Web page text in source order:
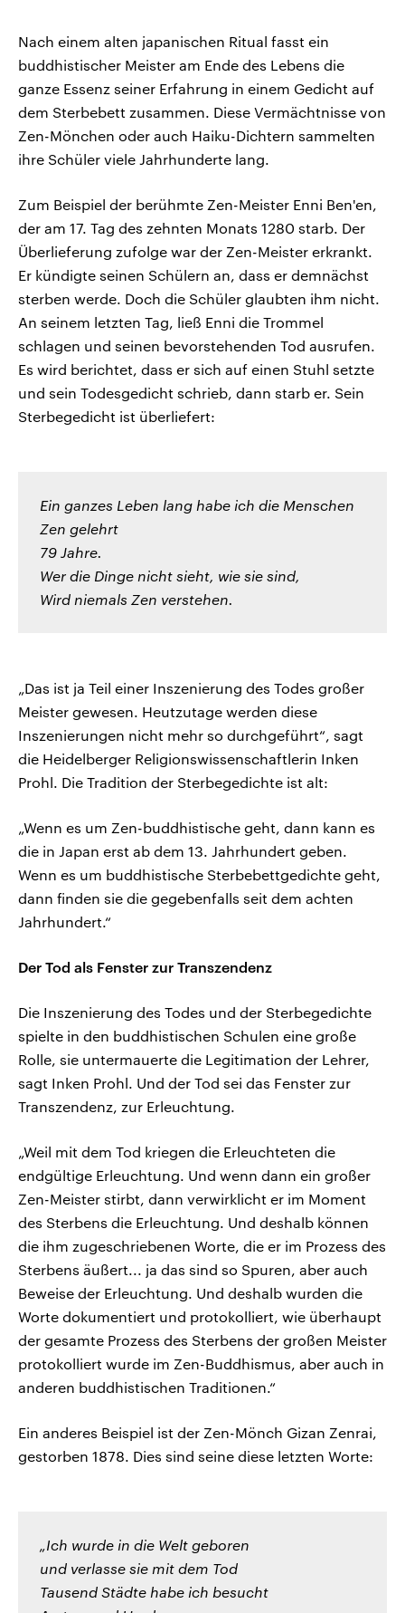
Nach einem alten japanischen Ritual fasst ein
buddhistischer Meister am Ende des Lebens die
ganze Essenz seiner Erfahrung in einem Gedicht auf
dem Sterbebett zusammen. Diese Vermächtnisse von
Zen-Mönchen oder auch Haiku-Dichtern sammelten
ihre Schüler viele Jahrhunderte lang.
Zum Beispiel der berühmte Zen-Meister Enni Ben'en,
der am 17. Tag des zehnten Monats 1280 starb. Der
Überlieferung zufolge war der Zen-Meister erkrankt.
Er kündigte seinen Schülern an, dass er demnächst
sterben werde. Doch die Schüler glaubten ihm nicht.
An seinem letzten Tag, ließ Enni die Trommel
schlagen und seinen bevorstehenden Tod ausrufen.
Es wird berichtet, dass er sich auf einen Stuhl setzte
und sein Todesgedicht schrieb, dann starb er. Sein
Sterbegedicht ist überliefert:
Ein ganzes Leben lang habe ich die Menschen
Zen gelehrt
79 Jahre.
Wer die Dinge nicht sieht, wie sie sind,
Wird niemals Zen verstehen.
„Das ist ja Teil einer Inszenierung des Todes großer
Meister gewesen. Heutzutage werden diese
Inszenierungen nicht mehr so durchgeführt“, sagt
die Heidelberger Religionswissenschaftlerin Inken
Prohl. Die Tradition der Sterbegedichte ist alt:
„Wenn es um Zen-buddhistische geht, dann kann es
die in Japan erst ab dem 13. Jahrhundert geben.
Wenn es um buddhistische Sterbebettgedichte geht,
dann finden sie die gegebenfalls seit dem achten
Jahrhundert.“
Der Tod als Fenster zur Transzendenz
Die Inszenierung des Todes und der Sterbegedichte
spielte in den buddhistischen Schulen eine große
Rolle, sie untermauerte die Legitimation der Lehrer,
sagt Inken Prohl. Und der Tod sei das Fenster zur
Transzendenz, zur Erleuchtung.
„Weil mit dem Tod kriegen die Erleuchteten die
endgültige Erleuchtung. Und wenn dann ein großer
Zen-Meister stirbt, dann verwirklicht er im Moment
des Sterbens die Erleuchtung. Und deshalb können
die ihm zugeschriebenen Worte, die er im Prozess des
Sterbens äußert... ja das sind so Spuren, aber auch
Beweise der Erleuchtung. Und deshalb wurden die
Worte dokumentiert und protokolliert, wie überhaupt
der gesamte Prozess des Sterbens der großen Meister
protokolliert wurde im Zen-Buddhismus, aber auch in
anderen buddhistischen Traditionen.“
Ein anderes Beispiel ist der Zen-Mönch Gizan Zenrai,
gestorben 1878. Dies sind seine diese letzten Worte:
„Ich wurde in die Welt geboren
und verlasse sie mit dem Tod
Tausend Städte habe ich besucht